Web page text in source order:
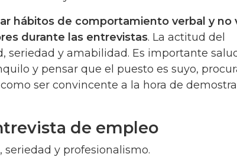
hábitos de comportamiento verbal y no
durante las entrevistas. La actitud del
seriedad y amabilidad. Es importante
y pensar que el puesto es suyo,
ser convincente a la hora de
de empleo
y profesionalismo.